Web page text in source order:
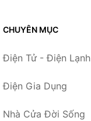
CHUYÊN MỤC
Điện Tử - Điện Lạnh
Điện Gia Dụng
Nhà Cửa Đời Sống